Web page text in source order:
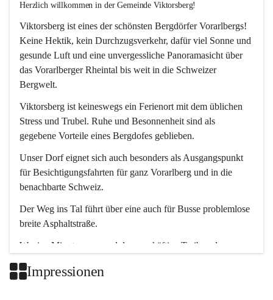
Herzlich willkommen in der Gemeinde Viktorsberg!
Viktorsberg ist eines der schönsten Bergdörfer Vorarlbergs!
Keine Hektik, kein Durchzugsverkehr, dafür viel Sonne und
gesunde Luft und eine unvergessliche Panoramasicht über
das Vorarlberger Rheintal bis weit in die Schweizer
Bergwelt.
Viktorsberg ist keineswegs ein Ferienort mit dem üblichen
Stress und Trubel. Ruhe und Besonnenheit sind als
gegebene Vorteile eines Bergdofes geblieben.
Unser Dorf eignet sich auch besonders als Ausgangspunkt
für Besichtigungsfahrten für ganz Vorarlberg und in die
benachbarte Schweiz.
Der Weg ins Tal führt über eine auch für Busse problemlose
breite Asphaltstraße.
Wenige Minuten nur, und das geschäftige Treiben der
Impressionen